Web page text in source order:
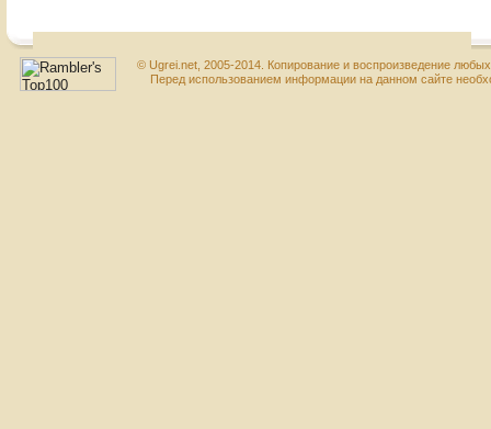
© Ugrei.net, 2005-2014. Копирование и воспроизведение
Перед использованием информации на данном сайте